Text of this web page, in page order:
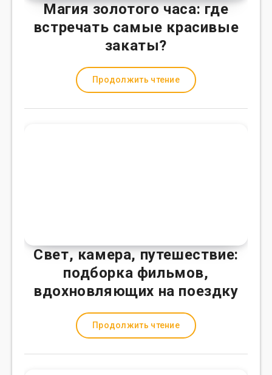
Магия золотого часа: где
встречать самые красивые
закаты?
Продолжить чтение
Свет, камера, путешествие:
подборка фильмов,
вдохновляющих на поездку
Продолжить чтение